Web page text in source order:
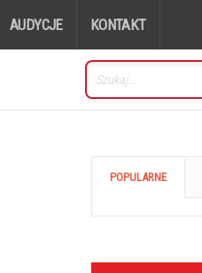
AUDYCJE KONTAKT
POPULARNE